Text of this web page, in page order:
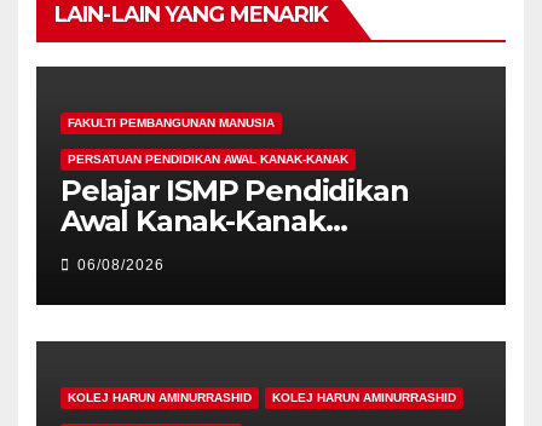
LAIN-LAIN YANG MENARIK
FAKULTI PEMBANGUNAN MANUSIA
PERSATUAN PENDIDIKAN AWAL KANAK-KANAK
Pelajar ISMP Pendidikan
Awal Kanak-Kanak
Cemerlang Raih
Pengiktirafan Antarabangsa
di IAM2026
06/08/2026
KOLEJ HARUN AMINURRASHID KOLEJ HARUN AMINURRASHID